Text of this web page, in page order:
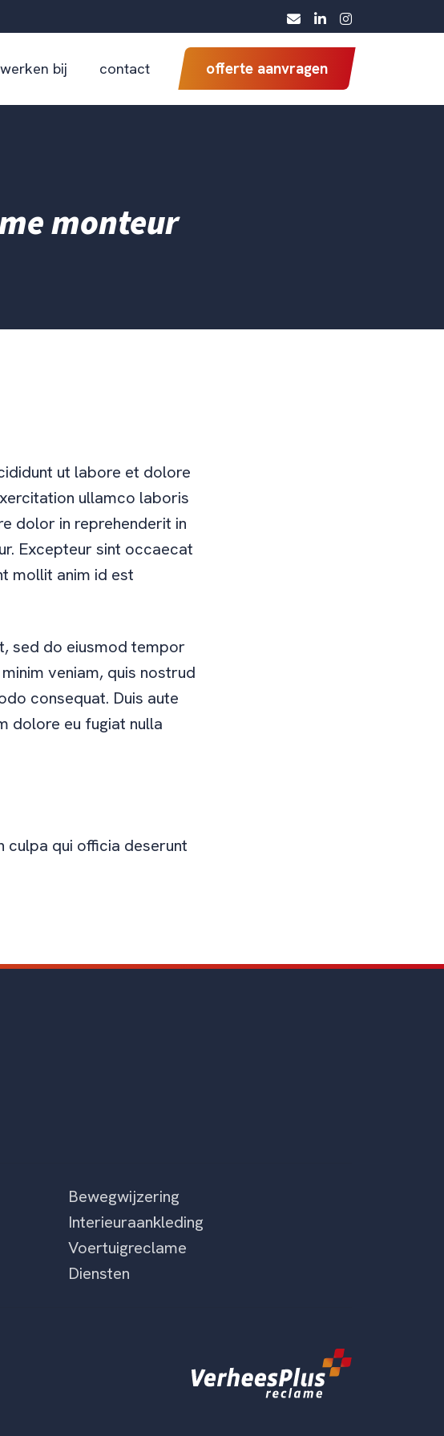
werken bij contact offerte aanvragen
monteur
ut labore et dolore
ullamco laboris
dolor in reprehenderit in
Excepteur sint occaecat
mollit anim id est
sed do eiusmod tempor
veniam, quis nostrud
consequat. Duis aute
dolore eu fugiat nulla
culpa qui officia deserunt
Bewegwijzering
Interieuraankleding
Voertuigreclame
Diensten